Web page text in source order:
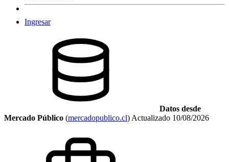
Ingresar
Datos desde
Mercado Público (mercadopublico.cl) Actualizado 10/08/2026